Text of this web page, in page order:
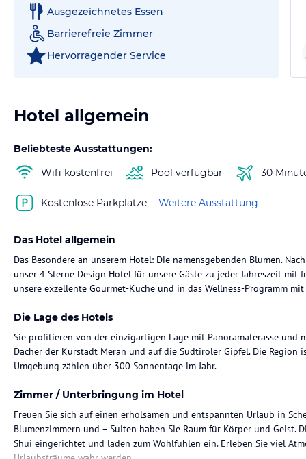
Ausgezeichnetes Essen
Barrierefreie Zimmer
Hervorragender Service
Hotel allgemein
Beliebteste Ausstattungen:
Wifi kostenfrei
Pool verfügbar 30
Kostenlose Parkplätze Weitere Ausstattung
Das Hotel allgemein
Das Besondere an unserem Hotel: Die namensgebenden Blumen.
unser 4 Sterne Design Hotel für unsere Gäste zu jeder Jahreszeit mit
unsere exzellente Gourmet-Küche und in das Wellness-Programm
Die Lage des Hotels
Sie profitieren von der einzigartigen Lage mit Panoramaterasse und
Dächer der Kurstadt Meran und auf die Südtiroler Gipfel. Die Region
Umgebung zählen über 300 Sonnentage im Jahr.
Zimmer / Unterbringung im Hotel
Freuen Sie sich auf einen erholsamen und entspannten Urlaub in
Blumenzimmern und – Suiten haben Sie Raum für Körper und Geist.
Shui eingerichtet und laden zum Wohlfühlen ein. Erleben Sie viel